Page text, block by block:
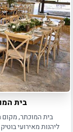
בית
בית המוכתר, מקום
ליהנות מאירועי